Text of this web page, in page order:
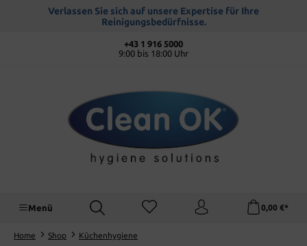
springenVerlassen Sie sich auf unsere Expertise für Ihre
Reinigungsbedürfnisse.
+43 1 916 5000
9:00 bis 18:00 Uhr
Menü 0,00 €*
Home Shop Küchenhygiene